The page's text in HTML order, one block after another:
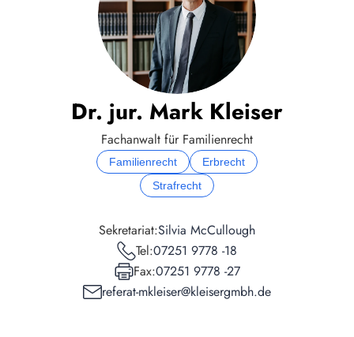
Dr. jur. Mark Kleiser
Fachanwalt für Familienrecht
Familienrecht
Erbrecht
Strafrecht
Sekretariat:Silvia McCullough
Tel:07251 9778 -18
Fax:07251 9778 -27
referat-mkleiser@kleisergmbh.de